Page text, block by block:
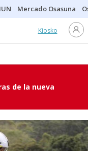
Mercado Osasuna
Kiosko
de la nueva